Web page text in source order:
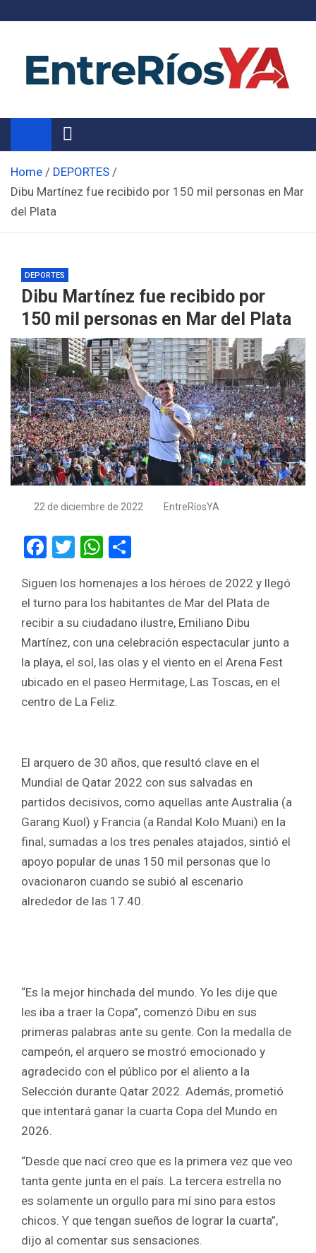
Noticias de Entre Ríos
Información de toda la provincia ahora
Home
DEPORTES
Dibu Martínez fue recibido por 150 mil personas en Mar
del Plata
DEPORTES
Dibu Martínez fue recibido por
150 mil personas en Mar del Plata
22 de diciembre de 2022 EntreRíosYA
F
ce
b
o
o
k
T
tt
er
W
at
s
A
p
p
ar
e
Siguen los homenajes a los héroes de 2022 y llegó
el turno para los habitantes de Mar del Plata de
recibir a su ciudadano ilustre, Emiliano Dibu
Martínez, con una celebración espectacular junto a
la playa, el sol, las olas y el viento en el Arena Fest
ubicado en el paseo Hermitage, Las Toscas, en el
centro de La Feliz.
El arquero de 30 años, que resultó clave en el
Mundial de Qatar 2022 con sus salvadas en
partidos decisivos, como aquellas ante Australia (a
Garang Kuol) y Francia (a Randal Kolo Muani) en la
final, sumadas a los tres penales atajados, sintió el
apoyo popular de unas 150 mil personas que lo
ovacionaron cuando se subió al escenario
alrededor de las 17.40.
“Es la mejor hinchada del mundo. Yo les dije que
les iba a traer la Copa”, comenzó Dibu en sus
primeras palabras ante su gente. Con la medalla de
campeón, el arquero se mostró emocionado y
agradecido con el público por el aliento a la
Selección durante Qatar 2022. Además, prometió
que intentará ganar la cuarta Copa del Mundo en
2026.
“Desde que nací creo que es la primera vez que veo
tanta gente junta en el país. La tercera estrella no
es solamente un orgullo para mí sino para estos
chicos. Y que tengan sueños de lograr la cuarta”,
dijo al comentar sus sensaciones.